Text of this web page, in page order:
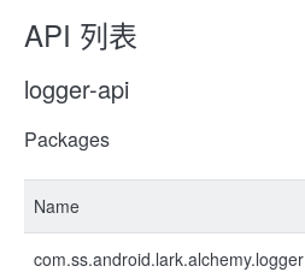
API 列表
logger-api
Packages
Name
com.ss.android.lark.alchemy.logger